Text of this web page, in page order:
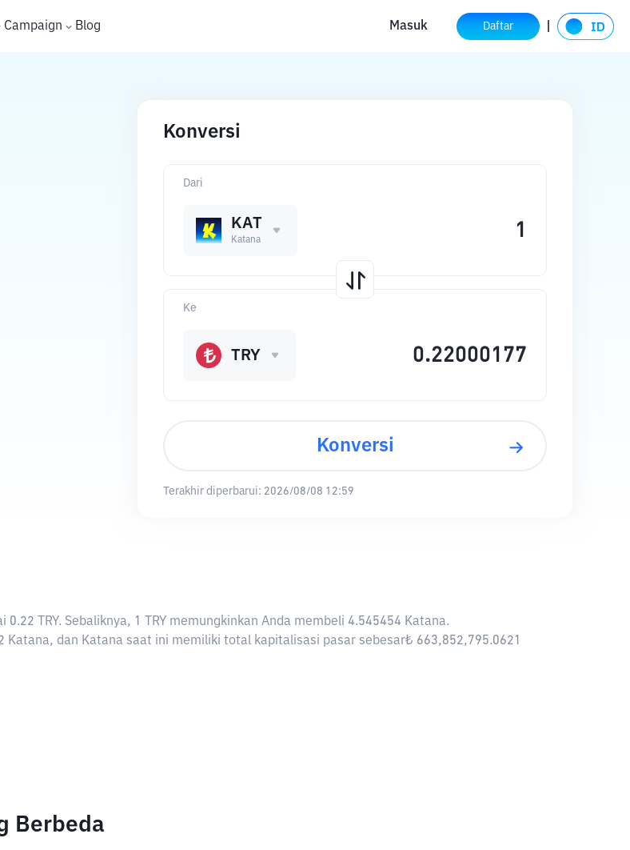
Campaign Blog Masuk Daftar
Konversi
Dari
KAT
Katana
Ke
TRY
Konversi
Terakhir diperbarui: 2026/08/08 12:59
TRY. Sebaliknya, 1 TRY memungkinkan Anda membeli 4.545454 Katana.
dan Katana saat ini memiliki total kapitalisasi pasar sebesar₺ 663,852,795.0621
Berbeda